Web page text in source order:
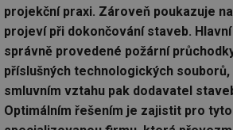
projekční praxi. Zároveň poukazuje
projeví při dokončování staveb.
správně provedené požární
příslušných technologických souborů,
smluvním vztahu pak dodavatel
Optimálním řešením je zajistit pro